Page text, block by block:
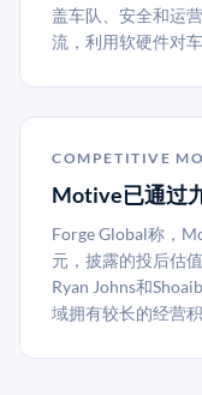
盖车队、安全和运
流，利用软硬件对
COMPETITIVE
Motive已通过
Forge Global称，
元，披露的投后估
Ryan Johns和
域拥有较长的经营积